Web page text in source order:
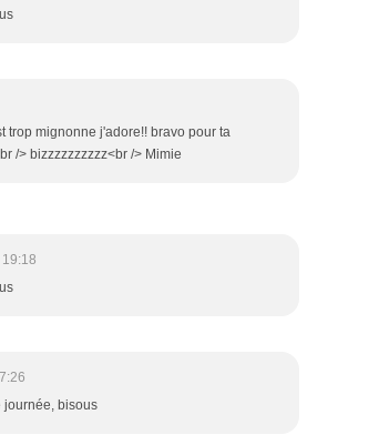
trop mignonne j'adore!! bravo pour ta
/> bizzzzzzzzzz<br /> Mimie
journée, bisous